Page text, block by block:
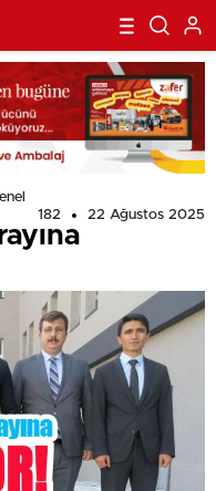
182
22 Ağustos 2025